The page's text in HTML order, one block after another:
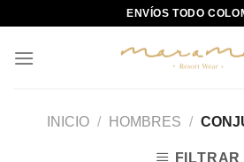
content
ENVÍOS TODO
INICIO / HOMBRES /
FILTRAR